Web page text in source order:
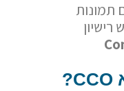
CCO
?